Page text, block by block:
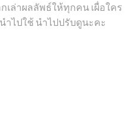
เล่าผลลัพธ์ให้ทุกคน เผื่อใคร
ไปใช้ นำไปปรับดูนะคะ